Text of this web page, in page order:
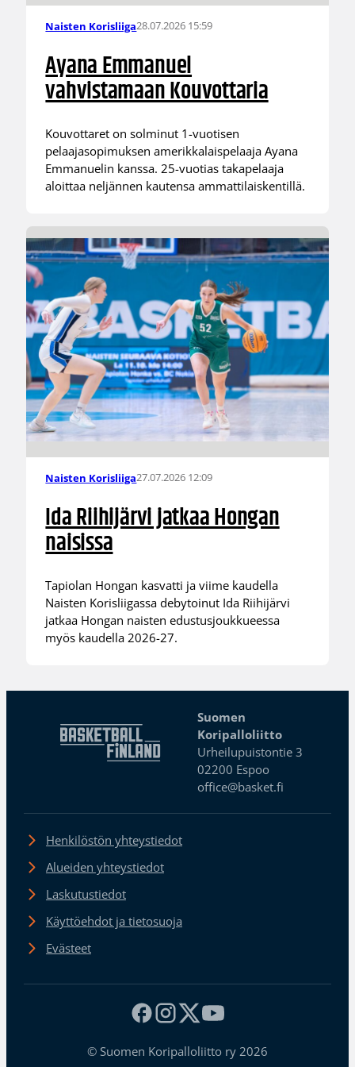
Naisten Korisliiga28.07.2026 15:59
Ayana Emmanuel
vahvistamaan Kouvottaria
Kouvottaret on solminut 1-vuotisen
pelaajasopimuksen amerikkalaispelaaja Ayana
Emmanuelin kanssa. 25-vuotias takapelaaja
aloittaa neljännen kautensa ammattilaiskentillä.
Naisten Korisliiga27.07.2026 12:09
Ida Riihijärvi jatkaa Hongan
naisissa
Tapiolan Hongan kasvatti ja viime kaudella
Naisten Korisliigassa debytoinut Ida Riihijärvi
jatkaa Hongan naisten edustusjoukkueessa
myös kaudella 2026-27.
Suomen
Koripalloliitto
Urheilupuistontie 3
02200 Espoo
office@basket.fi
Henkilöstön yhteystiedot
Alueiden yhteystiedot
Laskutustiedot
Käyttöehdot ja tietosuoja
Evästeet
© Suomen Koripalloliitto ry 2026